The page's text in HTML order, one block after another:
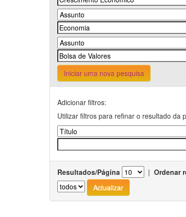
Iniciar uma nova pesquisa
Adicionar filtros:
Utilizar filtros para refinar o resultado da
Resultados/Página | Ordenar